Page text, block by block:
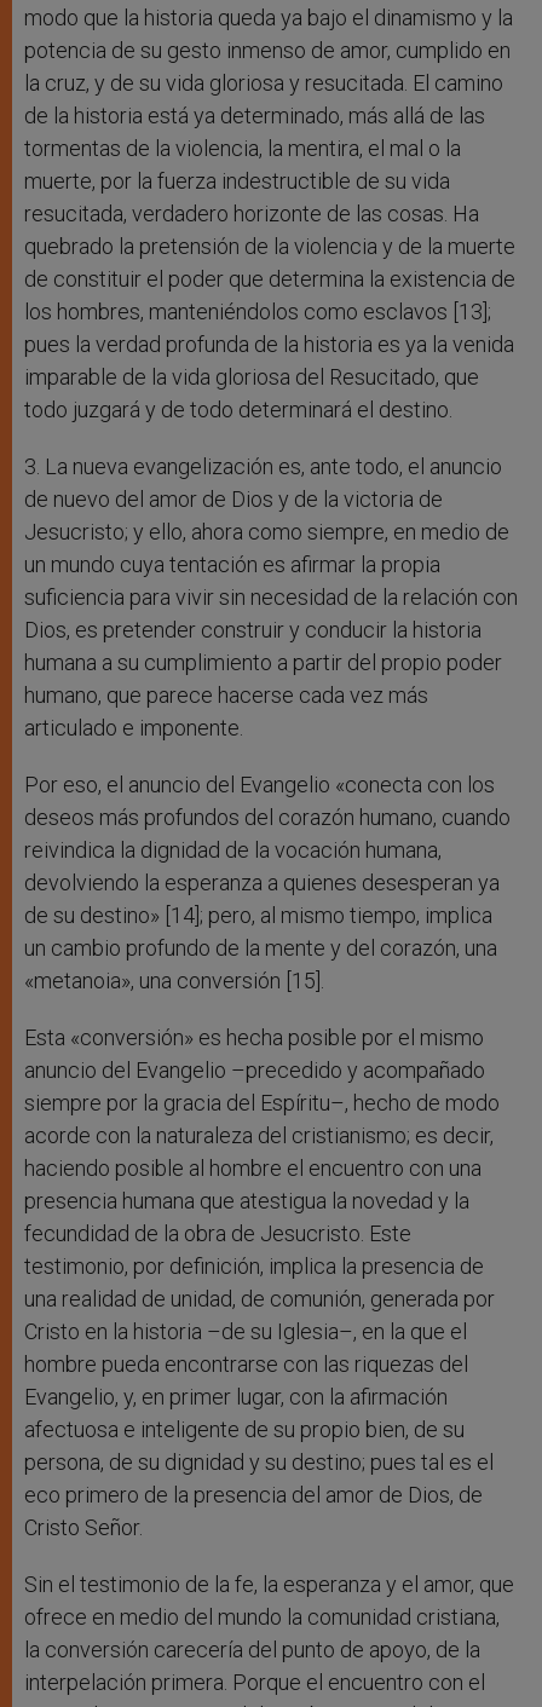
modo que la historia queda ya bajo el dinamismo y la
potencia de su gesto inmenso de amor, cumplido en
la cruz, y de su vida gloriosa y resucitada. El camino
de la historia está ya determinado, más allá de las
tormentas de la violencia, la mentira, el mal o la
muerte, por la fuerza indestructible de su vida
resucitada, verdadero horizonte de las cosas. Ha
quebrado la pretensión de la violencia y de la muerte
de constituir el poder que determina la existencia de
los hombres, manteniéndolos como esclavos [13];
pues la verdad profunda de la historia es ya la venida
imparable de la vida gloriosa del Resucitado, que
todo juzgará y de todo determinará el destino.
3. La nueva evangelización es, ante todo, el anuncio
de nuevo del amor de Dios y de la victoria de
Jesucristo; y ello, ahora como siempre, en medio de
un mundo cuya tentación es afirmar la propia
suficiencia para vivir sin necesidad de la relación con
Dios, es pretender construir y conducir la historia
humana a su cumplimiento a partir del propio poder
humano, que parece hacerse cada vez más
articulado e imponente.
Por eso, el anuncio del Evangelio «conecta con los
deseos más profundos del corazón humano, cuando
reivindica la dignidad de la vocación humana,
devolviendo la esperanza a quienes desesperan ya
de su destino» [14]; pero, al mismo tiempo, implica
un cambio profundo de la mente y del corazón, una
«metanoia», una conversión [15].
Esta «conversión» es hecha posible por el mismo
anuncio del Evangelio –precedido y acompañado
siempre por la gracia del Espíritu–, hecho de modo
acorde con la naturaleza del cristianismo; es decir,
haciendo posible al hombre el encuentro con una
presencia humana que atestigua la novedad y la
fecundidad de la obra de Jesucristo. Este
testimonio, por definición, implica la presencia de
una realidad de unidad, de comunión, generada por
Cristo en la historia –de su Iglesia–, en la que el
hombre pueda encontrarse con las riquezas del
Evangelio, y, en primer lugar, con la afirmación
afectuosa e inteligente de su propio bien, de su
persona, de su dignidad y su destino; pues tal es el
eco primero de la presencia del amor de Dios, de
Cristo Señor.
Sin el testimonio de la fe, la esperanza y el amor, que
ofrece en medio del mundo la comunidad cristiana,
la conversión carecería del punto de apoyo, de la
interpelación primera. Porque el encuentro con el